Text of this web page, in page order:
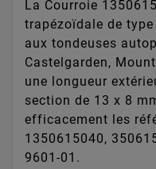
La Courroie
trapézoïdale de
aux tondeuses
Castelgarden,
une longueur
section de 13 x 8
efficacement les
1350615040,
9601-01.